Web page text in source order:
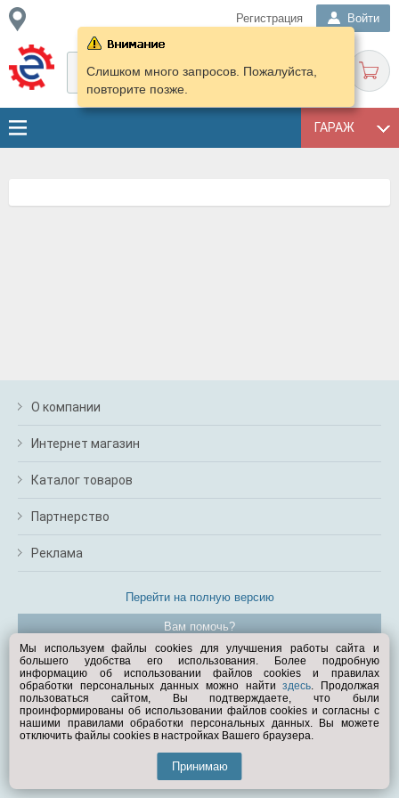
Регистрация Войти
ГАРАЖ
Слишком много запросов. Пожалуйста,
повторите позже.
О компании
Интернет магазин
Каталог товаров
Партнерство
Реклама
Перейти на полную версию
Вам помочь?
© Exist.ru 1998—2026
Мы используем файлы cookies для улучшения работы сайта и
большего удобства его использования. Более подробную
информацию об использовании файлов cookies и правилах
обработки персональных данных можно найтиздесь. Продолжая
пользоваться сайтом, Вы подтверждаете, что были
проинформированы об использовании файлов cookies и согласны с
нашими правилами обработки персональных данных. Вы можете
отключить файлы cookies в настройках Вашего браузера.
Принимаю